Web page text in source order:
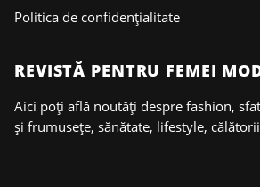
Politica de confidențialitate
REVISTĂ PENTRU FEMEI
Aici poți află noutăți despre fashion,
și frumusețe, sănătate, lifestyle,